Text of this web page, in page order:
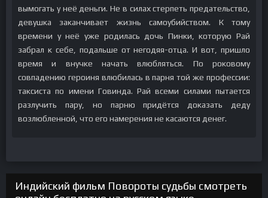
вымогать у неё деньги. Не в силах стерпеть предательство,
девушка заканчивает жизнь самоубийством. К тому
времени у неё уже родилась дочь Пинки, которую Рай
забрал к себе, подальше от негодяя-отца. И вот, пришло
время и внучке начать влюбляться. По роковому
совпадению героиня влюбилась в парня той же профессии:
таксиста по имени Говинда. Рай всеми силами пытается
разлучить пару, но парню придётся доказать деду
возлюбленной, что его намерения не касаются денег.
Индийский фильм Повороты судьбы смотреть